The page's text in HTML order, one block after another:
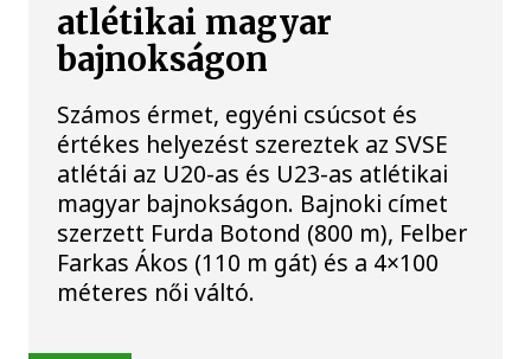
atlétikai magyar
bajnokságon
Számos érmet, egyéni csúcsot és
értékes helyezést szereztek az SVSE
atlétái az U20-as és U23-as atlétikai
magyar bajnokságon. Bajnoki címet
szerzett Furda Botond (800 m), Felber
Farkas Ákos (110 m gát) és a 4×100
méteres női váltó.